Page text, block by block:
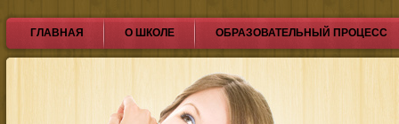
ГЛАВНАЯ О ШКОЛЕ ОБРАЗОВАТЕЛЬНЫЙ ПРОЦЕСС